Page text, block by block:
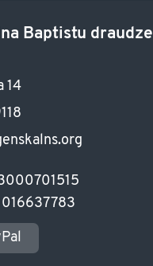
Baptistu draudze
14